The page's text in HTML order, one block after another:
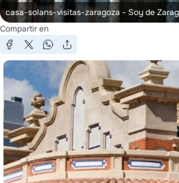
casa-solans-visitas-zaragoza - Soy de
Compartir en